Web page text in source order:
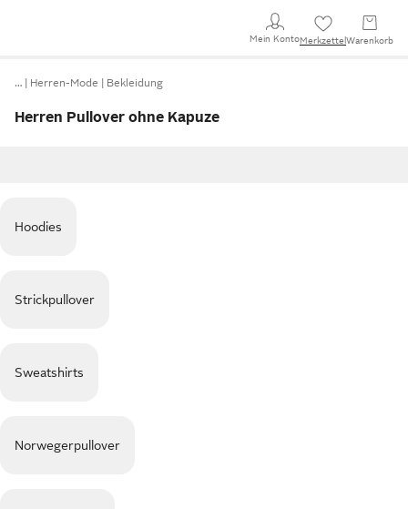
Mein KontoMerkzettel Warenkorb
… Herren-Mode Bekleidung
Herren Pullover ohne Kapuze
Hoodies
Strickpullover
Sweatshirts
Norwegerpullover